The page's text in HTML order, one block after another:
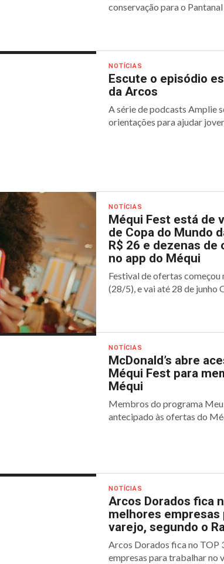
conservação para o Pantanal
NOTÍCIAS
Escute o episódio
da Arcos
A série de podcasts Amplie
orientações para ajudar
NOTÍCIAS
Méqui Fest está de
de Copa do Mundo
R$ 26 e dezenas
no app do Méqui
Festival de ofertas
(28/5), e vai até 28 de junho
NOTÍCIAS
McDonald’s abre
Méqui Fest para
Méqui
Membros do programa
antecipado às ofertas do
NOTÍCIAS
Arcos Dorados fica
melhores empresas
varejo, segundo o
Arcos Dorados fica no TOP
empresas para trabalhar no